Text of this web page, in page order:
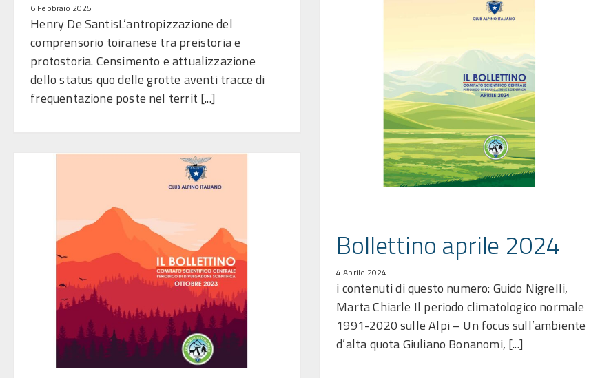
6 Febbraio 2025
Henry De SantisL’antropizzazione del
comprensorio toiranese tra preistoria e
protostoria. Censimento e attualizzazione
dello status quo delle grotte aventi tracce di
frequentazione poste nel territ [...]
Bollettino aprile 2024
4 Aprile 2024
i contenuti di questo numero: Guido Nigrelli,
Marta Chiarle Il periodo climatologico normale
1991-2020 sulle Alpi – Un focus sull’ambiente
d’alta quota Giuliano Bonanomi, [...]